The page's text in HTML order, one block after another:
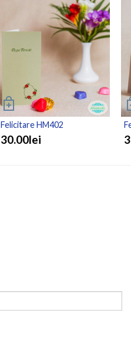
Felicitare HM402
30.00lei